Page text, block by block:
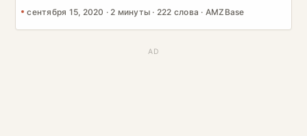
товары для продажи на Amazon. Он позволяет
продавцам быстро получать номер ASIN и описание
обеспечивает мгновенный доступ к поисковым
сентября 15, 2020 · 2 минуты · 222 слова · AMZBase